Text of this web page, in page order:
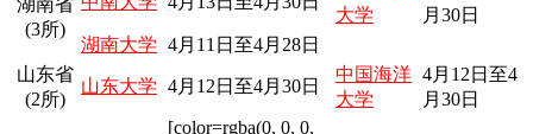
湖南省
(3所)
大学
月30日
湖南大学 4月11日至4月28日
山东省
(2所)
山东大学 4月12日至4月30日
中国海洋
大学
4月12日至4
月30日
[color=rgba(0, 0, 0,